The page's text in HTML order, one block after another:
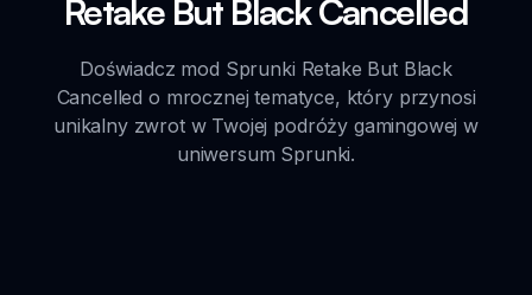
Retake But Black Cancelled
Doświadcz mod Sprunki Retake But Black
Cancelled o mrocznej tematyce, który przynosi
unikalny zwrot w Twojej podróży gamingowej w
uniwersum Sprunki.